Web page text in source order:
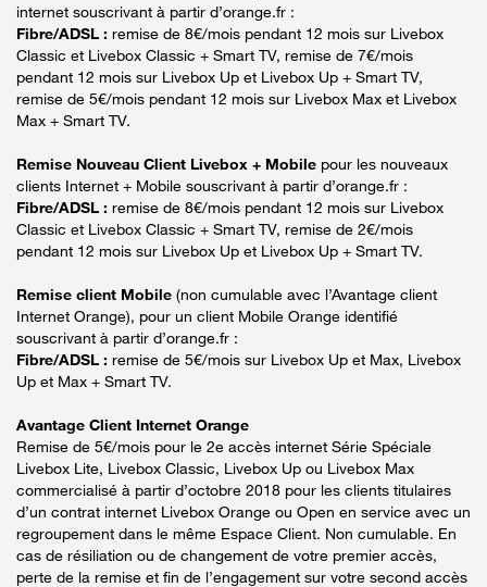
internet souscrivant à partir d’orange.fr :
Fibre/ADSL : remise de 8€/mois pendant 12 mois sur Livebox
Classic et Livebox Classic + Smart TV, remise de 7€/mois
pendant 12 mois sur Livebox Up et Livebox Up + Smart TV,
remise de 5€/mois pendant 12 mois sur Livebox Max et Livebox
Max + Smart TV.
Remise Nouveau Client Livebox + Mobile pour les nouveaux
clients Internet + Mobile souscrivant à partir d’orange.fr :
Fibre/ADSL : remise de 8€/mois pendant 12 mois sur Livebox
Classic et Livebox Classic + Smart TV, remise de 2€/mois
pendant 12 mois sur Livebox Up et Livebox Up + Smart TV.
Remise client Mobile (non cumulable avec l’Avantage client
Internet Orange), pour un client Mobile Orange identifié
souscrivant à partir d’orange.fr :
Fibre/ADSL : remise de 5€/mois sur Livebox Up et Max, Livebox
Up et Max + Smart TV.
Avantage Client Internet Orange
Remise de 5€/mois pour le 2e accès internet Série Spéciale
Livebox Lite, Livebox Classic, Livebox Up ou Livebox Max
commercialisé à partir d’octobre 2018 pour les clients titulaires
d’un contrat internet Livebox Orange ou Open en service avec un
regroupement dans le même Espace Client. Non cumulable. En
cas de résiliation ou de changement de votre premier accès,
perte de la remise et fin de l’engagement sur votre second accès